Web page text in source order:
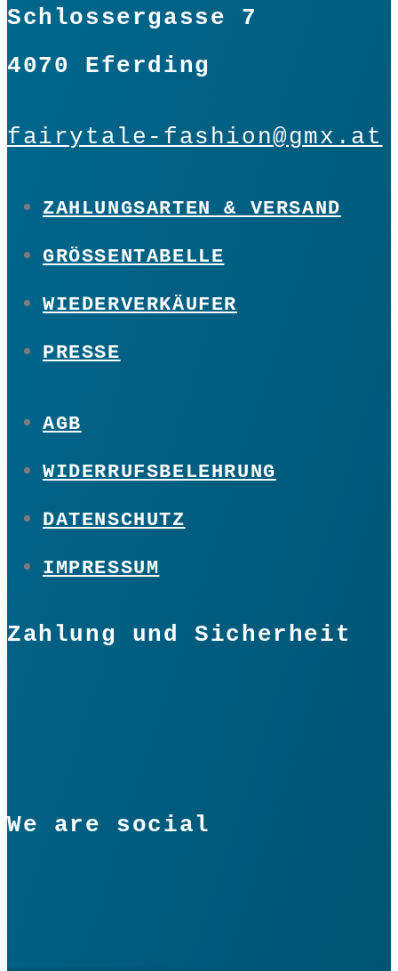
Schlossergasse 7
4070 Eferding
fairytale-fashion@gmx.at
ZAHLUNGSARTEN & VERSAND
GRÖSSENTABELLE
WIEDERVERKÄUFER
PRESSE
AGB
WIDERRUFSBELEHRUNG
DATENSCHUTZ
IMPRESSUM
Zahlung und Sicherheit
We are social